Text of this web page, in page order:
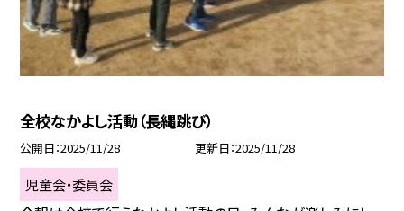
全校なかよし活動（長縄跳び）
公開日 2025/11/28 更新日 2025/11/28
児童会・委員会